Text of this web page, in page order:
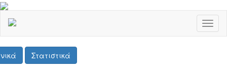
Στατιστικά